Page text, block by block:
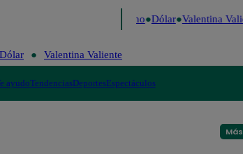
Fútbol peruano Dólar Valentina
Dólar Valentina Valiente
ayudoTendenciasDeportesEspectáculos